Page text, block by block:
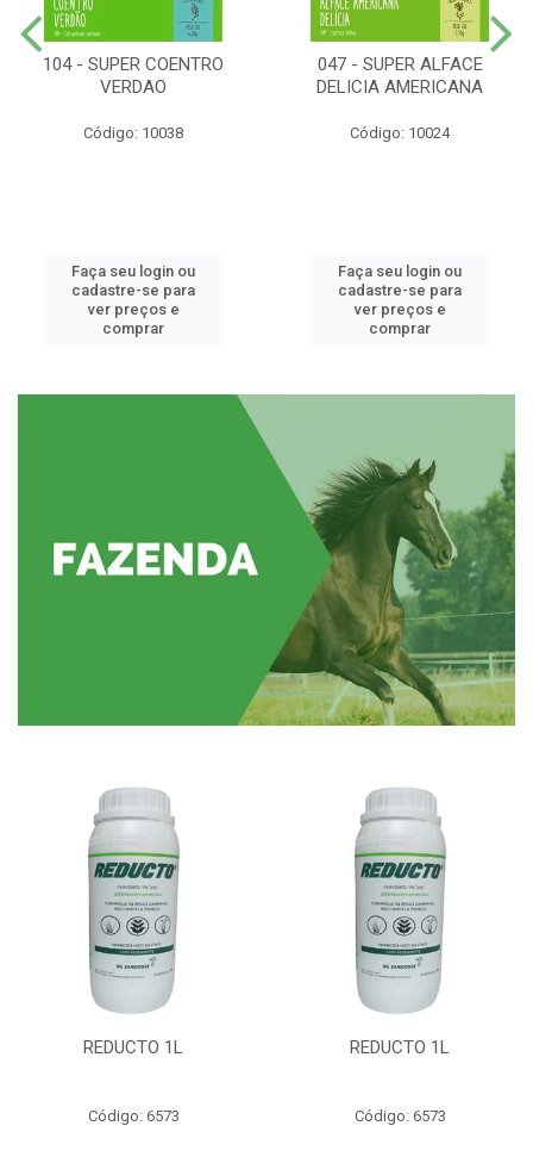
104 - SUPER COENTRO
VERDAO
Código: 10038
Faça seu login ou
cadastre-se para
ver preços e
comprar
047 - SUPER ALFACE
DELICIA AMERICANA
Código: 10024
Faça seu login ou
cadastre-se para
ver preços e
comprar
REDUCTO 1L
Código: 6573
REDUCTO 1L
Código: 6573